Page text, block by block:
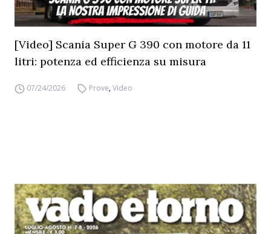
[Video] Scania Super G 390 con motore da 11
litri: potenza ed efficienza su misura
07/24/2026 Prove,Video